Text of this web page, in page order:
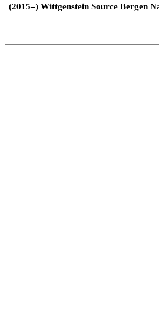
(2015–) Wittgenstein Source Bergen